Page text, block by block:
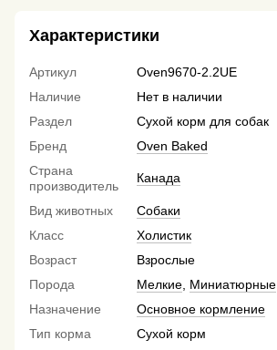
Характеристики
Артикул
Oven9670-2.2UE
Наличие
Нет в наличии
Раздел
Сухой корм для собак
Бренд
Oven Baked
Страна
производитель
Канада
Вид животных
Собаки
Класс
Холистик
Возраст
Взрослые
Порода
Мелкие Миниатюрные
Назначение
Основное кормление
Тип корма
Сухой корм